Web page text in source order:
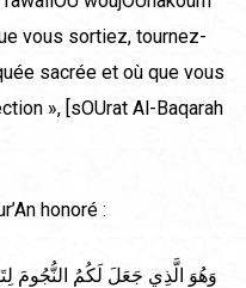
vous sortiez, tournez-
sacrée et où que vous
», [sOUrat Al-Baqarah
honoré :